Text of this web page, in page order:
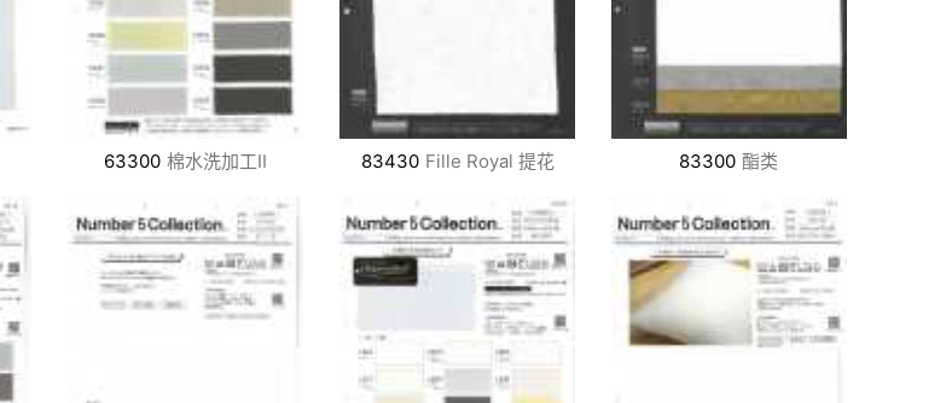
63300 棉水洗加工II 83430 Fille Royal 提花 83300 酯类